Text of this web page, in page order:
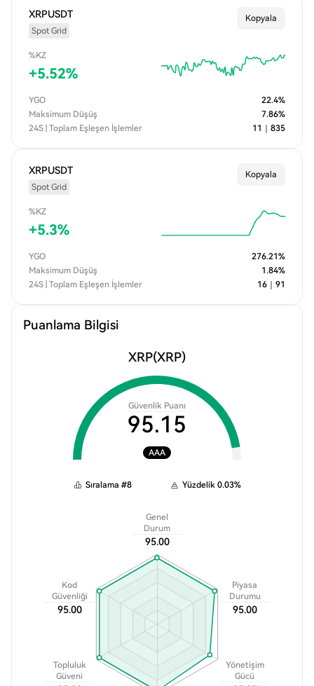
XRPUSDT
Spot Grid
Kopyala
%KZ
+5.52%
YGO 22.4%
Maksimum Düşüş
7.86%
24S | Toplam Eşleşen İşlemler
11 835
XRPUSDT
Spot Grid
Kopyala
%KZ
+5.3%
YGO 276.21%
Maksimum Düşüş
1.84%
24S | Toplam Eşleşen İşlemler
16 91
Puanlama Bilgisi
XRP(XRP)
Güvenlik Puanı
95.15
AAA
Sıralama #8 Yüzdelik 0.03%
Genel
Durum
95.00
Kod
Güvenliği
95.00
Topluluk
Güveni
Yönetişim
Gücü
Piyasa
Durumu
95.00